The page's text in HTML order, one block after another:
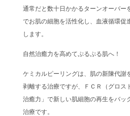
通常だと数十日かかるターンオーバー
でお肌の細胞を活性化し、血液循環促
します。
自然治癒力を高めてぷるぷる肌へ！
ケミカルピーリングは、肌の新陳代謝
剥離する治療ですが、ＦＣＲ（グロス
治癒力」で新しい肌細胞の再生をバッ
治療です。